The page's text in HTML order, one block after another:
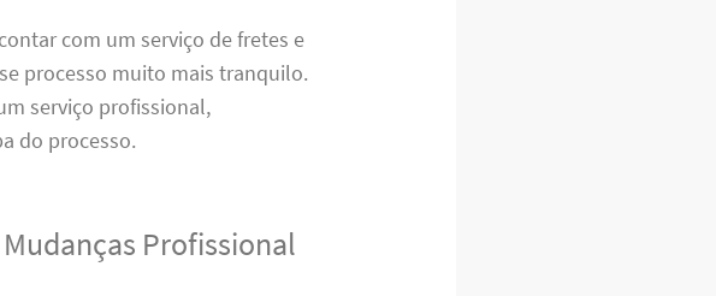
com um serviço de fretes e
processo muito mais tranquilo.
serviço profissional,
do processo.
Profissional